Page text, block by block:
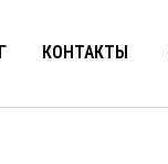
КОНТАКТЫ